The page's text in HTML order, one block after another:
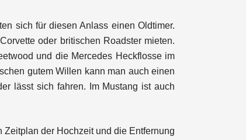
sich für diesen Anlass einen Oldtimer.
oder britischen Roadster mieten.
und die Mercedes Heckflosse im
gutem Willen kann man auch einen
lässt sich fahren. Im Mustang ist auch
der Hochzeit und die Entfernung